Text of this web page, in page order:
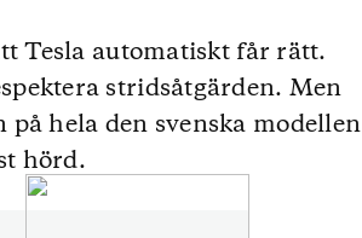
Tesla automatiskt får rätt.
stridsåtgärden. Men
hela den svenska modellen
hörd.